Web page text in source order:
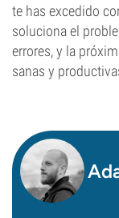
te has excedido
soluciona el
errores, y la
sanas y